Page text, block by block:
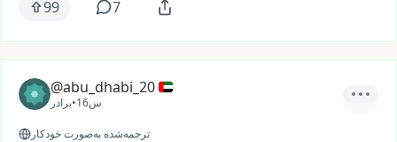
99 7
@abu_dhabi_20
برادر• 16س
ترجمه‌شده به‌صورت خودکار